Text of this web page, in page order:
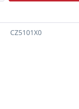
CZ5101X0